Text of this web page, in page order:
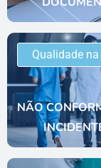
Qualidade
NÃO